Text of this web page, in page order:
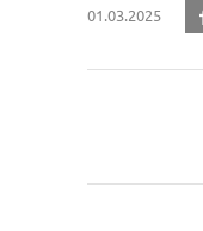
01.03.2025